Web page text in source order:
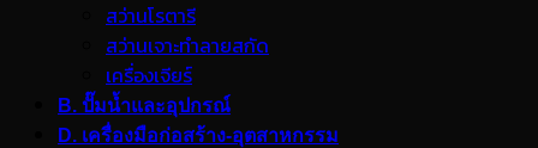
สว่านโรตารี
สว่านเจาะทำลายสกัด
เครื่องเจียร์
B. ปั๊มน้ำและอุปกรณ์
D. เครื่องมือก่อสร้าง-อุตสาหกรรม